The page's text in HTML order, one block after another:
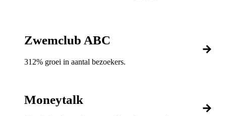
Zwemclub ABC
312% groei in aantal bezoekers.
Moneytalk